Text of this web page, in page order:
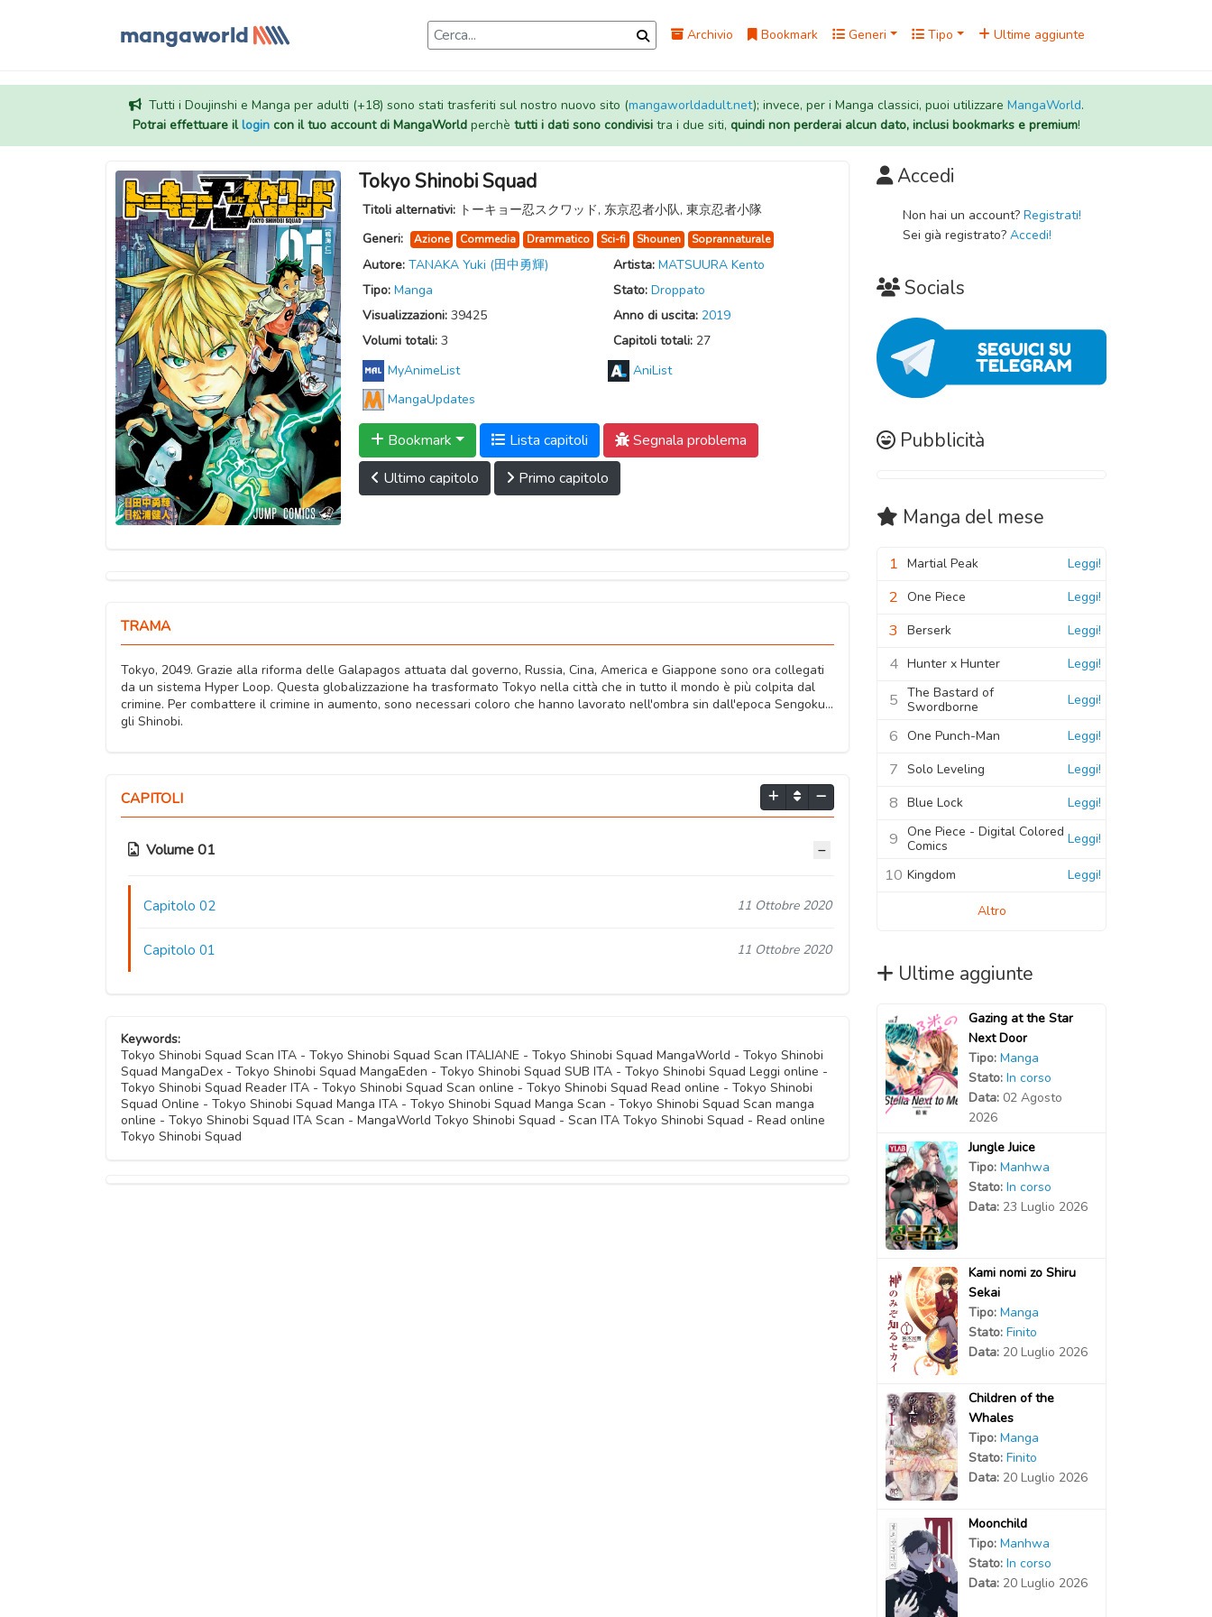
Archivio Bookmark Generi Tipo Ultime aggiunte
Tutti i Doujinshi e Manga per adulti (+18) sono stati trasferiti sul nostro nuovo sito (mangaworldadult.net); invece, per i Manga classici, puoi utilizzare MangaWorld.
Potrai effettuare illogincon il tuo account di MangaWorldperchè tutti i dati sono condivisitra i due siti, quindi non perderai alcun dato, inclusi bookmarks e premium!
Tokyo Shinobi Squad
Titoli alternativi: トーキョー忍スクワッド, 东京忍者小队, 東京忍者小隊
Generi:
Azione Commedia Drammatico Sci-fi Shounen Soprannaturale
Autore: TANAKA Yuki (田中勇輝) Artista: MATSUURA Kento
Tipo: Manga Stato: Droppato
Visualizzazioni: 39425 Anno di uscita: 2019
Volumi totali: 3 Capitoli totali: 27
MyAnimeList
AniList
MangaUpdates
Bookmark Lista capitoli
Segnala problema
Ultimo capitolo
Primo capitolo
TRAMA
Tokyo, 2049. Grazie alla riforma delle Galapagos attuata dal governo, Russia, Cina, America e Giappone sono ora collegati
da un sistema Hyper Loop. Questa globalizzazione ha trasformato Tokyo nella città che in tutto il mondo è più colpita dal
crimine. Per combattere il crimine in aumento, sono necessari coloro che hanno lavorato nell'ombra sin dall'epoca Sengoku...
gli Shinobi.
CAPITOLI
Volume 01
Capitolo 02 11 Ottobre 2020
Capitolo 01 11 Ottobre 2020
Keywords:
Tokyo Shinobi Squad Scan ITA - Tokyo Shinobi Squad Scan ITALIANE - Tokyo Shinobi Squad MangaWorld - Tokyo Shinobi
Squad MangaDex - Tokyo Shinobi Squad MangaEden - Tokyo Shinobi Squad SUB ITA - Tokyo Shinobi Squad Leggi online -
Tokyo Shinobi Squad Reader ITA - Tokyo Shinobi Squad Scan online - Tokyo Shinobi Squad Read online - Tokyo Shinobi
Squad Online - Tokyo Shinobi Squad Manga ITA - Tokyo Shinobi Squad Manga Scan - Tokyo Shinobi Squad Scan manga
online - Tokyo Shinobi Squad ITA Scan - MangaWorld Tokyo Shinobi Squad - Scan ITA Tokyo Shinobi Squad - Read online
Tokyo Shinobi Squad
Accedi
Non hai un account? Registrati!
Sei già registrato? Accedi!
Socials
Pubblicità
Manga del mese
1 Martial Peak Leggi!
2 One Piece Leggi!
3 Berserk Leggi!
4 Hunter x Hunter Leggi!
5 The Bastard of
Swordborne
Leggi!
6 One Punch-Man Leggi!
7 Solo Leveling Leggi!
8 Blue Lock Leggi!
9 One Piece - Digital Colored
Comics
Leggi!
10 Kingdom Leggi!
Altro
Ultime aggiunte
Gazing at the Star
Next Door
Tipo: Manga
Stato: In corso
Data: 02 Agosto
2026
Jungle Juice
Tipo: Manhwa
Stato: In corso
Data: 23 Luglio 2026
Kami nomi zo Shiru
Sekai
Tipo: Manga
Stato: Finito
Data: 20 Luglio 2026
Children of the
Whales
Tipo: Manga
Stato: Finito
Data: 20 Luglio 2026
Moonchild
Tipo: Manhwa
Stato: In corso
Data: 20 Luglio 2026